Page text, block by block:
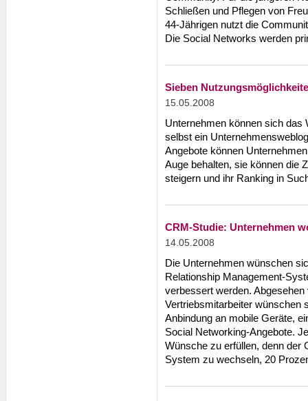
Schließen und Pflegen von
44-Jährigen nutzt die
Die Social Networks werden
Sieben
15.05.2008
Unternehmen können sich das
selbst ein
Angebote können
Auge behalten, sie können die
steigern und ihr Ranking in
CRM-Studie: Unternehmen
14.05.2008
Die Unternehmen wünschen
Relationship Management-
verbessert werden.
Vertriebsmitarbeiter wünschen
Anbindung an mobile Geräte,
Social Networking-Angebote.
Wünsche zu erfüllen, denn der
System zu wechseln, 20